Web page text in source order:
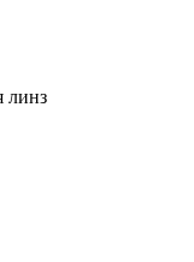
линз